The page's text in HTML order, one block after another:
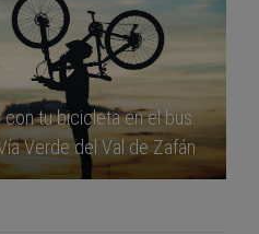
tu bicicleta en el bus.
Verde del Val de Zafán